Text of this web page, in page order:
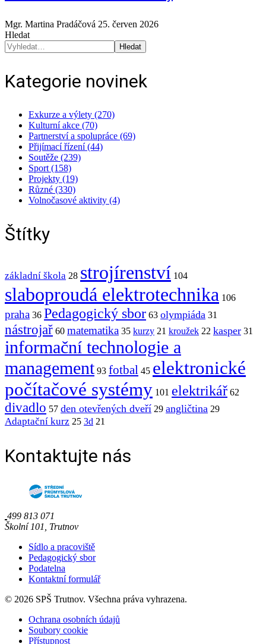
Mgr. Martina Pradáčová 25. červen 2026
Hledat
Hledat
Kategorie novinek
Exkurze a výlety (270)
Kulturní akce (70)
Partnerství a spolupráce (69)
Přijímací řízení (44)
Soutěže (239)
Sport (158)
Projekty (19)
Různé (330)
Volnočasové aktivity (4)
Štítky
základní škola 28 strojírenství 104
slaboproudá elektrotechnika 106
praha 36 Pedagogický sbor 63 olympiáda 31
nástrojař 60 matematika 35 kurzy 21 kroužek 22 kasper 31
informační technologie a
management 93 fotbal 45 elektronické
počítačové systémy 101 elektrikář 62
divadlo 57 den otevřených dveří 29 angličtina 29
Adaptační kurz 25 3d 21
Kontaktujte nás
499 813 071
Školní 101, Trutnov
Sídlo a pracoviště
Pedagogický sbor
Podatelna
Kontaktní formulář
© 2026 SPŠ Trutnov. Všechna práva vyhrazena.
Ochrana osobních údajů
Soubory cookie
Přístupnost